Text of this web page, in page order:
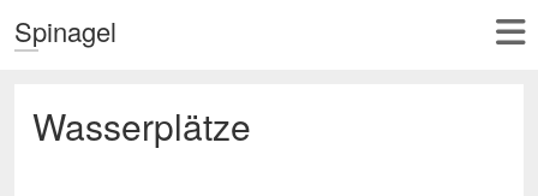
Spinagel
Wasserplätze